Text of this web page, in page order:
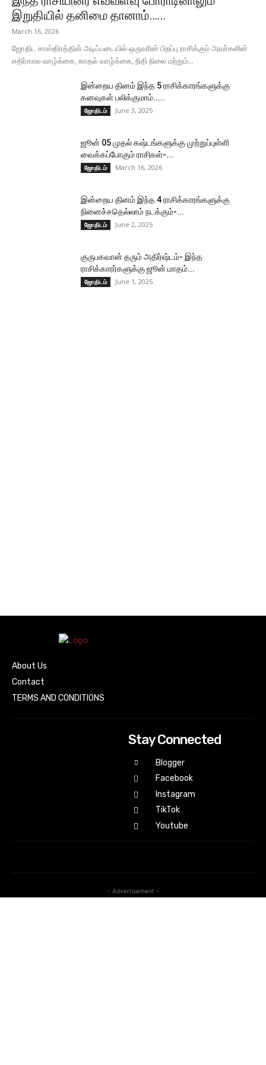
இறுதியில் தனிமை தானாம்…...
March 16, 2026
ஜோதிட சாஸ்திரத்தின் அடிப்படையில் ஒருவரின் பிறப்பு ராசிக்கும் அவர்களின்
எதிர்கால வாழ்க்கை, காதல் வாழ்க்கை, நிதி நிலை மற்றும்...
இன்றைய தினம் இந்த 5 ராசிக்காரங்களுக்கு
கனவுகள் பலிக்குமாம்.....
ஜோதிடம் June 3, 2025
ஜூன் 05 முதல் கஷ்டங்களுக்கு முற்றுப்புள்ளி
வைக்கப்போகும் ராசிகள்-...
ஜோதிடம் March 16, 2026
இன்றைய தினம் இந்த 4 ராசிக்காரங்களுக்கு
நினைச்சதெல்லாம் நடக்கும்-...
ஜோதிடம் June 2, 2025
குருபகவான் தரும் அதிர்ஷ்டம்- இந்த
ராசிக்காரர்களுக்கு ஜூன் மாதம்...
ஜோதிடம் June 1, 2025
About Us
Contact
TERMS AND CONDITIONS
Stay Connected
Blogger
Facebook
Instagram
TikTok
Youtube
- Advertisement -